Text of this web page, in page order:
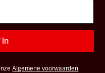
in
Algemene voorwaarden